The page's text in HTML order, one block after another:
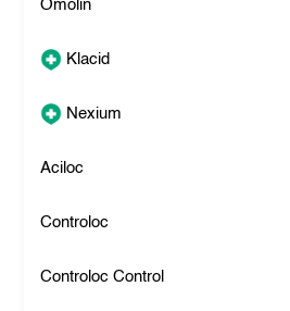
Omolin
Klacid
Nexium
Aciloc
Controloc
Controloc Control